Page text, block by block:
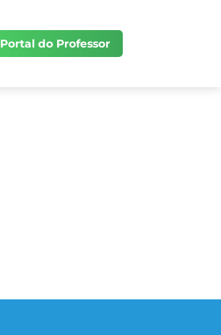
Portal do Professor